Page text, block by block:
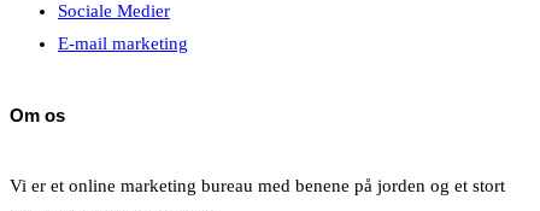
Sociale Medier
E-mail marketing
Om os
Vi er et online marketing bureau med benene på jorden og et stort